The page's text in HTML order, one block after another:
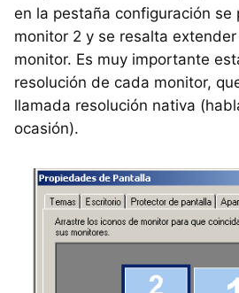
en la pestaña configuración se
monitor 2 y se resalta
monitor. Es muy importante
resolución de cada monitor,
llamada resolución nativa
ocasión).